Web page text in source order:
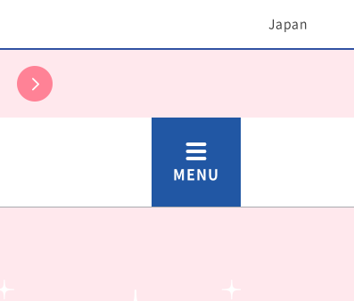
Japan
MENU